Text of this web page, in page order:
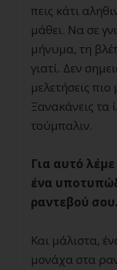
πεις κάτι
μάθει. Να σε
μήνυμα, τη
γιατί. Δεν
μελετήσεις πιο
Ξανακάνεις τα
τούμπαλιν.
Για αυτό
ένα
ραντεβού σου.
Και μάλιστα,
μονάχα στα